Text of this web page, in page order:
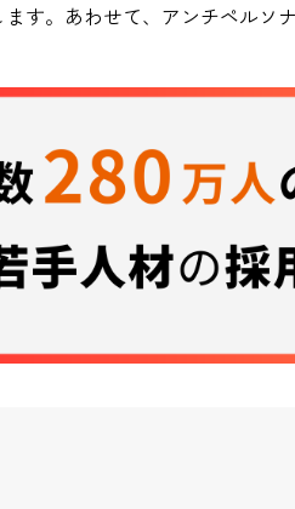
す。あわせて、アンチペルソ